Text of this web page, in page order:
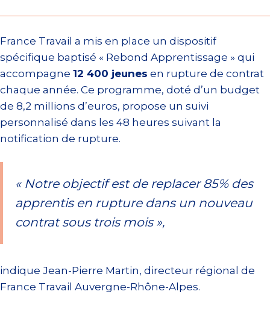
France Travail a mis en place un dispositif
spécifique baptisé « Rebond Apprentissage » qui
accompagne 12 400 jeunes en rupture de contrat
chaque année. Ce programme, doté d’un budget
de 8,2 millions d’euros, propose un suivi
personnalisé dans les 48 heures suivant la
notification de rupture.
« Notre objectif est de replacer 85% des
apprentis en rupture dans un nouveau
contrat sous trois mois »,
indique Jean-Pierre Martin, directeur régional de
France Travail Auvergne-Rhône-Alpes.